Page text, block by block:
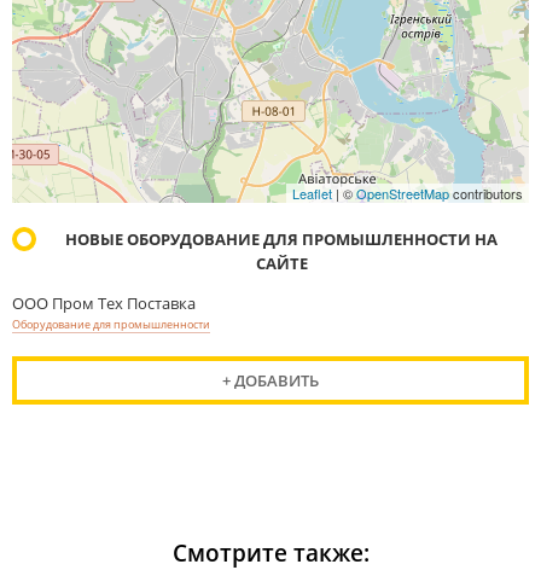
Leaflet | ©OpenStreetMapcontributors
НОВЫЕ ОБОРУДОВАНИЕ ДЛЯ ПРОМЫШЛЕННОСТИ НА
САЙТЕ
ООО Пром Тех Поставка
Оборудование для промышленности
+ ДОБАВИТЬ
Смотрите также: